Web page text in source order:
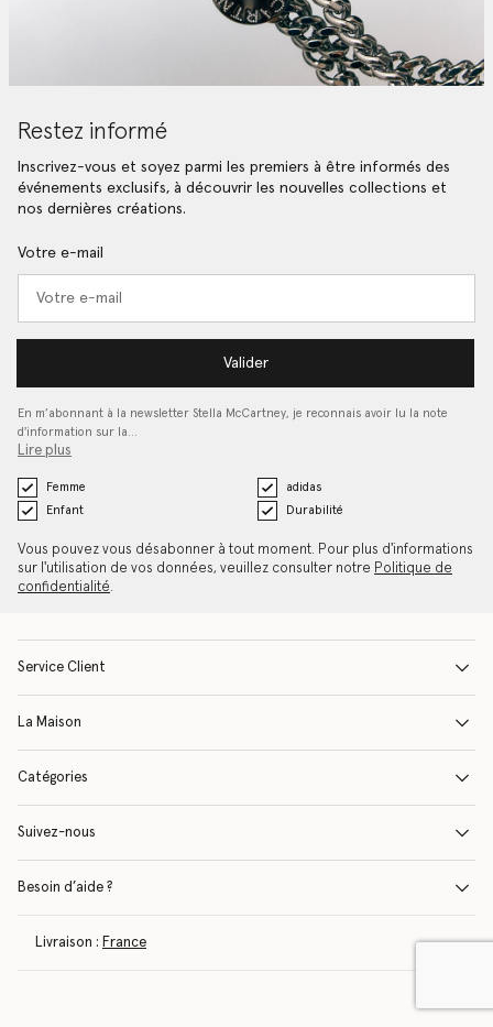
Restez informé
Inscrivez-vous et soyez parmi les premiers à être informés des
événements exclusifs, à découvrir les nouvelles collections et
nos dernières créations.
Votre e-mail
Valider
En m’abonnant à la newsletter Stella McCartney, je reconnais avoir lu la note
d'information sur la…
Lire plus
Femme
adidas
Enfant
Durabilité
Vous pouvez vous désabonner à tout moment. Pour plus d'informations
sur l'utilisation de vos données, veuillez consulter notre Politique de
confidentialité.
Service Client
La Maison
Catégories
Suivez-nous
Besoin d’aide ?
Livraison : France